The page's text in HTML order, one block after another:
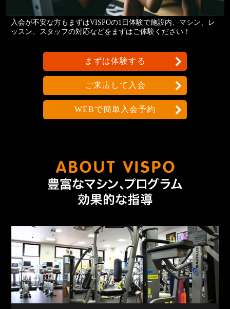
入会が不安な方もまずはVISPOの1日体験で施設内、マシン、レ
ッスン、スタッフの対応などをまずはご体験ください！
まずは体験する
ご来店して入会
WEBで簡単入会予約